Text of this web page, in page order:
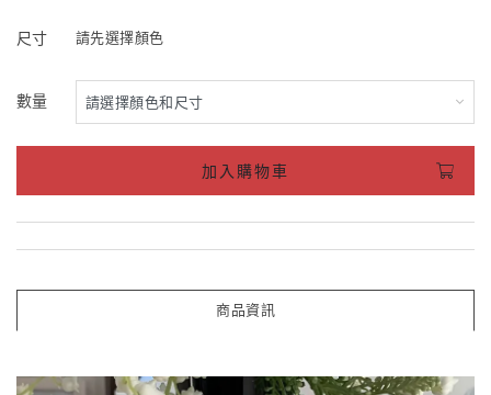
尺寸 請先選擇顏色
數量
加入購物車
商品資訊